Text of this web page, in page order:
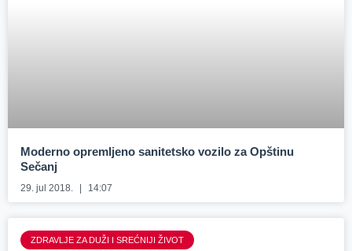
Moderno opremljeno sanitetsko vozilo za Opštinu
Sečanj
29. jul 2018. 14:07
ZDRAVLJE ZA DUŽI I SREĆNIJI ŽIVOT